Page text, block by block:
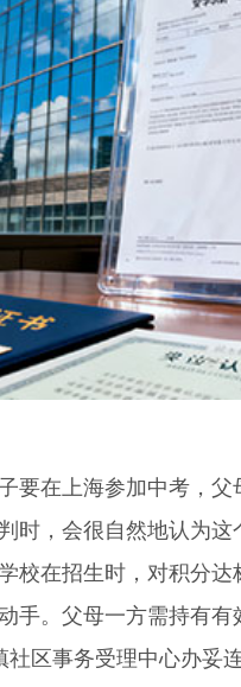
在上海参加中考，父
时，会很自然地认为
校在招生时，对积分达
。父母一方需持有有
区事务受理中心办妥